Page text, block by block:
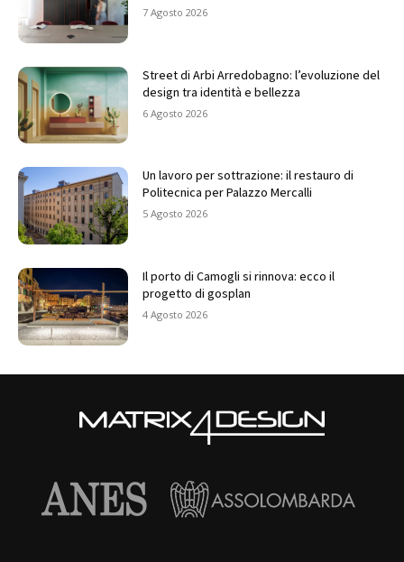
7 Agosto 2026
Street di Arbi Arredobagno: l’evoluzione del
design tra identità e bellezza
6 Agosto 2026
Un lavoro per sottrazione: il restauro di
Politecnica per Palazzo Mercalli
5 Agosto 2026
Il porto di Camogli si rinnova: ecco il
progetto di gosplan
4 Agosto 2026